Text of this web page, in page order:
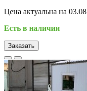
Цена актуальна на
Есть в наличии
Заказать